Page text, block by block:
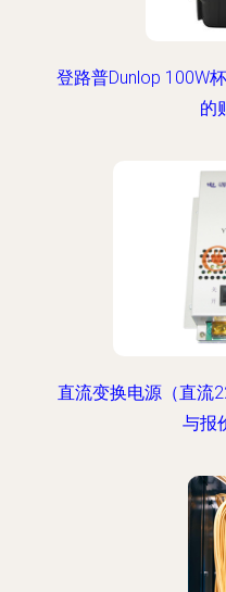
登路普Dunlop 100W
的
直流变换电源（直流
与报